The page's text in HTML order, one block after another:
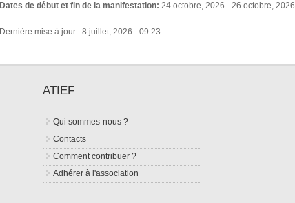
Dates de début et fin de la manifestation: 24 octobre, 2026 - 26 octobre, 2026
Dernière mise à jour : 8 juillet, 2026 - 09:23
ATIEF
Qui sommes-nous ?
Contacts
Comment contribuer ?
Adhérer à l'association